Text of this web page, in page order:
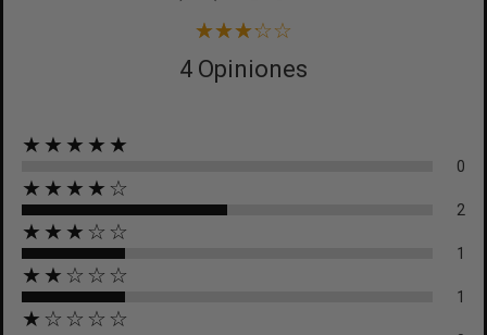
4 Opiniones
★★★★★
0
★★★★☆
2
★★★☆☆
1
★★☆☆☆
1
★☆☆☆☆